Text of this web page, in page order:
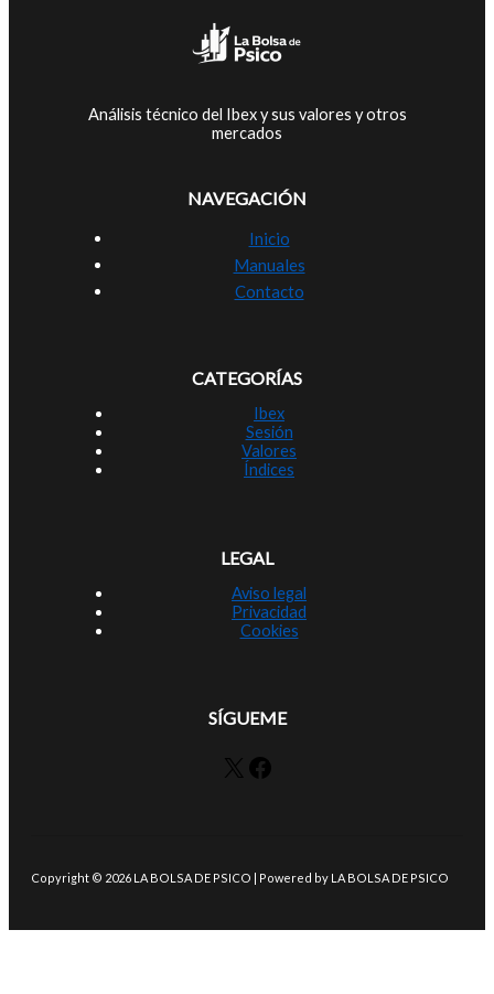
Análisis técnico del Ibex y sus valores y otros
mercados
NAVEGACIÓN
Inicio
Manuales
Contacto
CATEGORÍAS
Ibex
Sesión
Valores
Índices
LEGAL
Aviso legal
Privacidad
Cookies
SÍGUEME
X Facebook
Copyright © 2026 LA BOLSA DE PSICO | Powered by LA BOLSA DE PSICO